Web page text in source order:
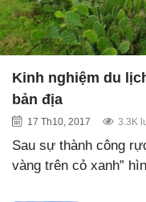
Kinh nghiệm du
bản địa
17 Th10, 2017 3.3K
Sau sự thành công
vàng trên cỏ xanh”